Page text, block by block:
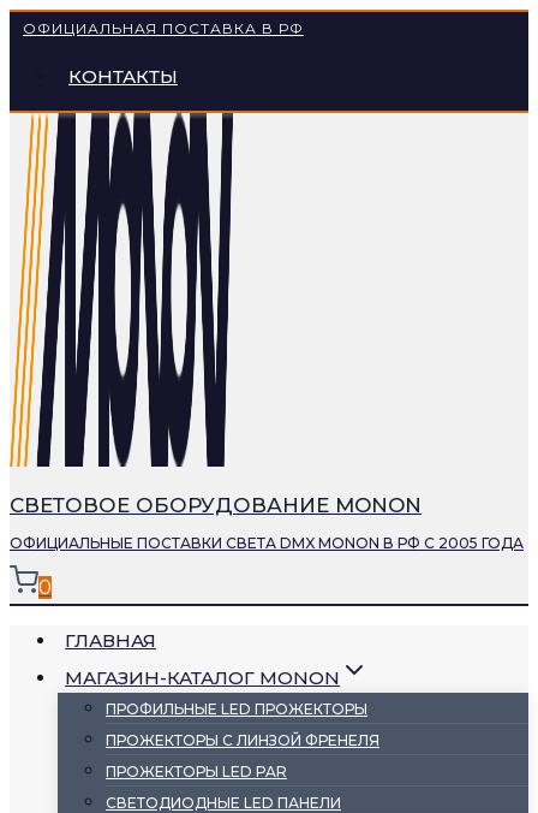
Перейти
содержимому
ОФИЦИАЛЬНАЯ ПОСТАВКА В РФ
КОНТАКТЫ
СВЕТОВОЕ ОБОРУДОВАНИЕ MONON
ОФИЦИАЛЬНЫЕ ПОСТАВКИ СВЕТА DMX MONON В РФ С 2005 ГОДА
0
ГЛАВНАЯ
МАГАЗИН-КАТАЛОГ MONON
ПРОФИЛЬНЫЕ LED ПРОЖЕКТОРЫ
ПРОЖЕКТОРЫ С ЛИНЗОЙ ФРЕНЕЛЯ
ПРОЖЕКТОРЫ LED PAR
СВЕТОДИОДНЫЕ LED ПАНЕЛИ